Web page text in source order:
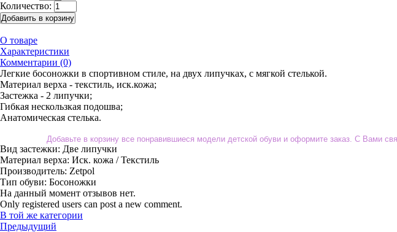
Количество:
О товаре
Характеристики
Комментарии (0)
Легкие босоножки в спортивном стиле, на двух липучках, с мягкой стелькой.
Материал верха - текстиль, иск.кожа;
Застежка - 2 липучки;
Гибкая нескользкая подошва;
Анатомическая стелька.
Добавьте в корзину все понравившиеся модели детской обуви и оформите заказ. С Вами
Вид застежки: Две липучки
Материал верха: Иск. кожа / Текстиль
Производитель: Zetpol
Тип обуви: Босоножки
На данный момент отзывов нет.
Only registered users can post a new comment.
В той же категории
Предыдущий